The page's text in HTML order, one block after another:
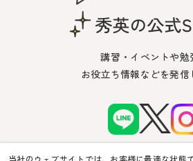
講習・イベントや勉
お役立ち情報などを発信
当社のウェブサイトでは、お客様に最適な状態